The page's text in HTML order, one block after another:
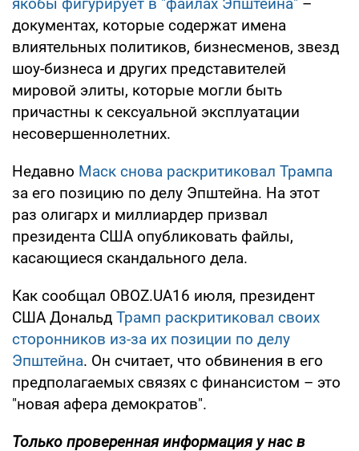
документах, которые содержат имена
влиятельных политиков, бизнесменов, звезд
шоу-бизнеса и других представителей
мировой элиты, которые могли быть
причастны к сексуальной эксплуатации
несовершеннолетних.
Недавно Маск снова раскритиковал Трампа
за его позицию по делу Эпштейна. На этот
раз олигарх и миллиардер призвал
президента США опубликовать файлы,
касающиеся скандального дела.
Как сообщал OBOZ.UA16 июля, президент
США Дональд Трамп раскритиковал своих
сторонников из-за их позиции по делу
Эпштейна. Он считает, что обвинения в его
предполагаемых связях с финансистом – это
"новая афера демократов".
Только проверенная информация у нас в